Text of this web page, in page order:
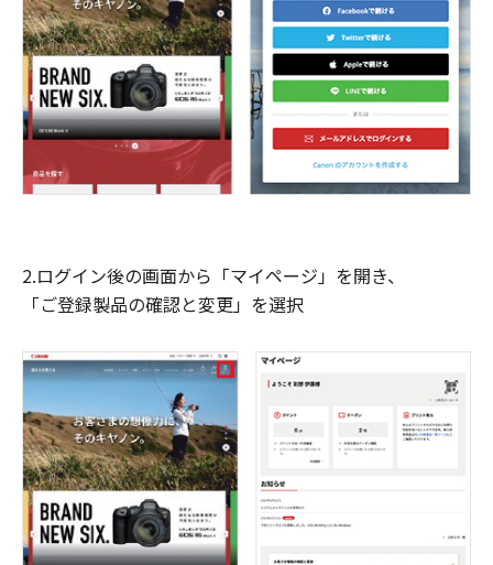
2.ログイン後の画面から「マイページ」を開き、
「ご登録製品の確認と変更」を選択